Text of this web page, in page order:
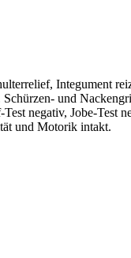
Integument
und
negativ, Jobe-Test
und Motorik intakt.